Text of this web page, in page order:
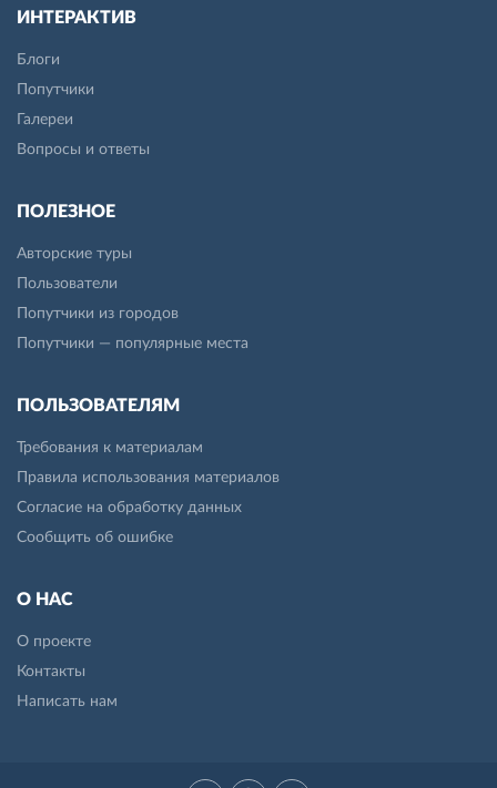
ИНТЕРАКТИВ
Блоги
Попутчики
Галереи
Вопросы и ответы
ПОЛЕЗНОЕ
Авторские туры
Пользователи
Попутчики из городов
Попутчики — популярные места
ПОЛЬЗОВАТЕЛЯМ
Требования к материалам
Правила использования материалов
Согласие на обработку данных
Сообщить об ошибке
О НАС
О проекте
Контакты
Написать нам